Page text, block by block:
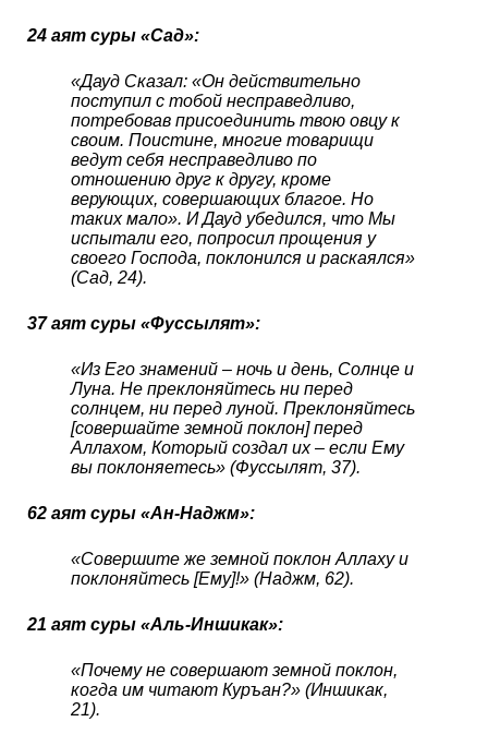
24 аят суры «Сад»:
«Дауд Сказал: «Он действительно
поступил с тобой несправедливо,
потребовав присоединить твою овцу к
своим. Поистине, многие товарищи
ведут себя несправедливо по
отношению друг к другу, кроме
верующих, совершающих благое. Но
таких мало». И Дауд убедился, что Мы
испытали его, попросил прощения у
своего Господа, поклонился и раскаялся»
(Сад, 24).
37 аят суры «Фуссылят»:
«Из Его знамений – ночь и день, Солнце и
Луна. Не преклоняйтесь ни перед
солнцем, ни перед луной. Преклоняйтесь
[совершайте земной поклон] перед
Аллахом, Который создал их – если Ему
вы поклоняетесь» (Фуссылят, 37).
62 аят суры «Ан-Наджм»:
«Совершите же земной поклон Аллаху и
поклоняйтесь [Ему]!» (Наджм, 62).
21 аят суры «Аль-Иншикак»:
«Почему не совершают земной поклон,
когда им читают Куръан?» (Иншикак,
21).